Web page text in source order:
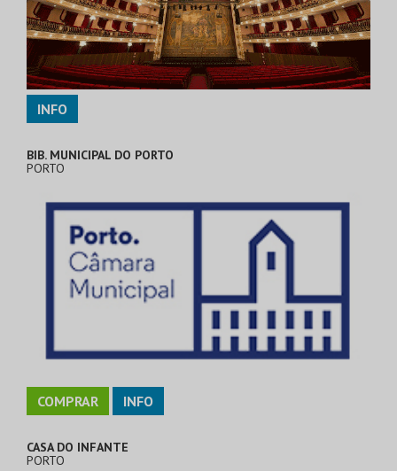
INFO
BIB. MUNICIPAL DO PORTO
PORTO
COMPRAR INFO
CASA DO INFANTE
PORTO